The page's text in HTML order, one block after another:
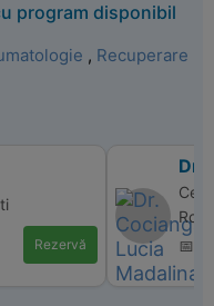
program disponibil
, Recuperare
Rezervă
Dr.
📅